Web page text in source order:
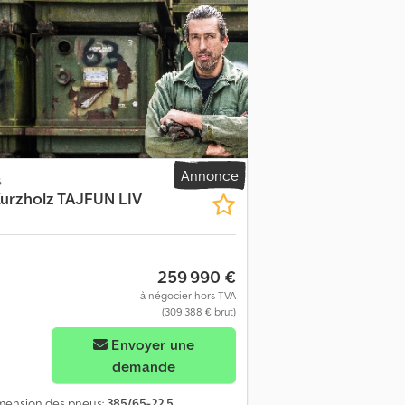
= - Réfrigérateur - Radio/CD =
XL Informations techniques Nombre de
65R22.5 ; profil des pneus : 60 % ;
arrière 1 : dimension des pneus :
: suspension pneumatique Essieu
: réduction simple ; suspension :
; profil des pneus : 50 % ; réduction :
950 kg Charge utile : 25 050 kg PTAC :
Disposition Nombre de couchettes : 1
BV ne se contente pas de vendre
Transportation Solutions. Nous
Depuis notre site à
aux exigences actuelles et aux
Pays-Bas - Téléphone : - E-
Annonce
TAJFUN LIV
259 990 €
à négocier hors TVA
(309 388 € brut)
demande